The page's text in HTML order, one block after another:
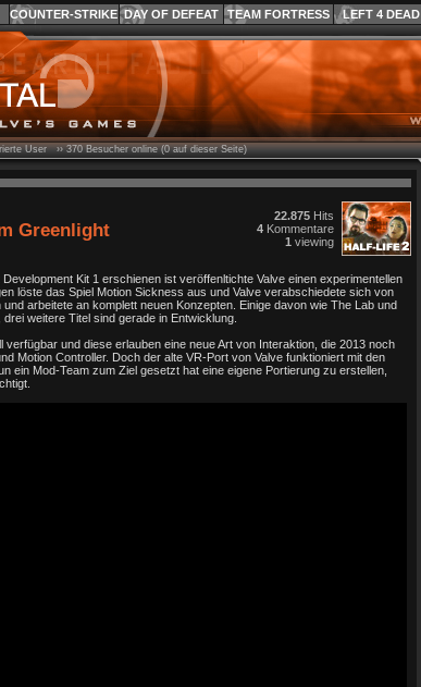
COUNTER-STRIKE DAY OF DEFEAT TEAM FORTRESS LEFT 4 DEAD
User ››370Besucher online (0 auf dieser Seite)
Greenlight
22.875Hits
4Kommentare
1 viewing
Kit 1 erschienen ist veröffenltichte Valve einen experimentellen
löste das Spiel Motion Sickness aus und Valve verabschiedete sich von
arbeitete an komplett neuen Konzepten. Einige davon wie The Lab und
weitere Titel sind gerade in Entwicklung.
und diese erlauben eine neue Art von Interaktion, die 2013 noch
Motion Controller. Doch der alte VR-Port von Valve funktioniert mit den
ein Mod-Team zum Ziel gesetzt hat eine eigene Portierung zu erstellen,